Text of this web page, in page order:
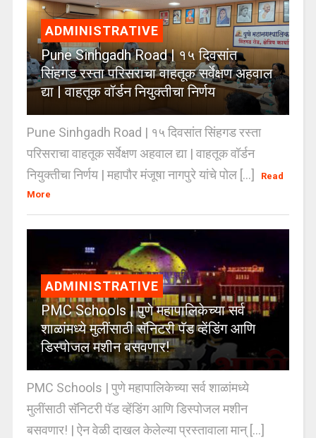
ADMINISTRATIVE
Pune Sinhgadh Road | १५ दिवसांत
सिंहगड रस्ता परिसराचा वाहतूक सर्वेक्षण अहवाल
द्या | वाहतूक वॉर्डन नियुक्तीचा निर्णय
Pune Sinhgadh Road | १५ दिवसांत सिंहगड रस्ता
परिसराचा वाहतूक सर्वेक्षण अहवाल द्या | वाहतूक वॉर्डन
नियुक्तीचा निर्णय | महापौर मंजूषा नागपुरे यांचे पोल [...]
Read
More
ADMINISTRATIVE
PMC Schools | पुणे महापालिकेच्या सर्व
शाळांमध्ये मुलींसाठी सॅनिटरी पॅड व्हेंडिंग आणि
डिस्पोजल मशीन बसवणार!
PMC Schools | पुणे महापालिकेच्या सर्व शाळांमध्ये
मुलींसाठी सॅनिटरी पॅड व्हेंडिंग आणि डिस्पोजल मशीन
बसवणार! | ऐन वेळी दाखल केलेल्या प्रस्तावाला मान् [...]